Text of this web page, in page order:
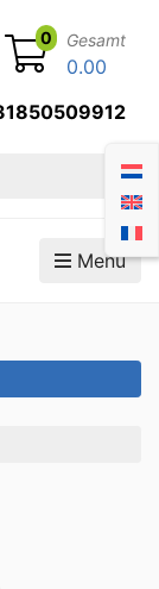
0 Gesamt
0.00
Menü